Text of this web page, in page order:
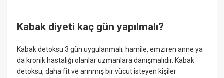
Kabak diyeti kaç gün yapılmalı?
Kabak detoksu 3 gün uygulanmalı; hamile, emziren anne ya
da kronik hastalığı olanlar uzmanlara danışmalıdır. Kabak
detoksu, daha fit ve arınmış bir vücut isteyen kişiler